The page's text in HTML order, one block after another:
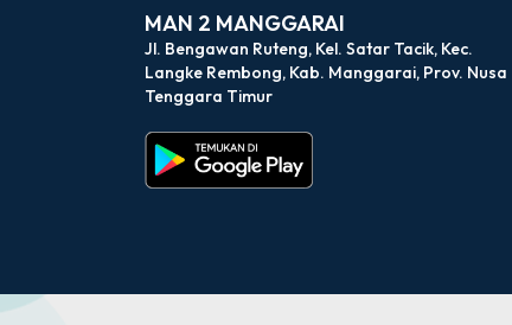
MAN 2 MANGGARAI
Jl. Bengawan Ruteng, Kel. Satar Tacik, Kec.
Langke Rembong, Kab. Manggarai, Prov. Nusa
Tenggara Timur